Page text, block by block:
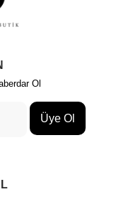
Ol
Üye Ol